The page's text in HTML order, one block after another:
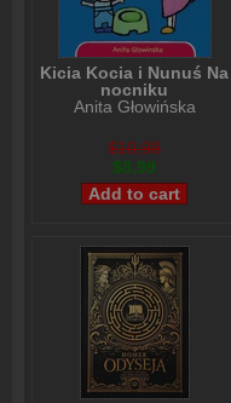
Kicia Kocia i Nunuś Na
nocniku
Anita Głowińska
$10,98
$8,99